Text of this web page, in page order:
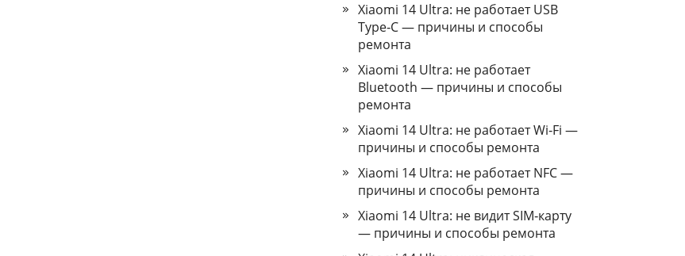
Xiaomi 14 Ultra: не работает USB
Type‑C — причины и способы
ремонта
Xiaomi 14 Ultra: не работает
Bluetooth — причины и способы
ремонта
Xiaomi 14 Ultra: не работает Wi‑Fi —
причины и способы ремонта
Xiaomi 14 Ultra: не работает NFC —
причины и способы ремонта
Xiaomi 14 Ultra: не видит SIM‑карту
— причины и способы ремонта